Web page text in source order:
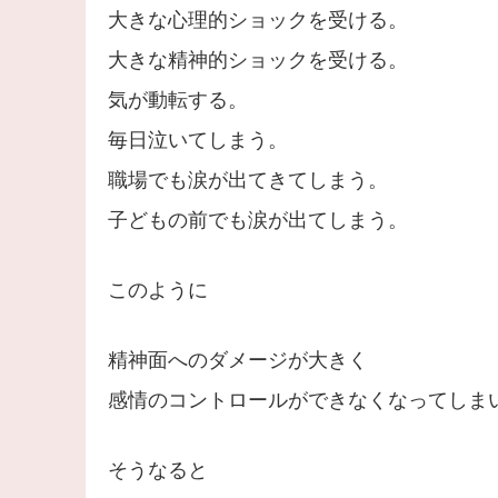
大きな心理的ショックを受ける。
大きな精神的ショックを受ける。
気が動転する。
毎日泣いてしまう。
職場でも涙が出てきてしまう。
子どもの前でも涙が出てしまう。
このように
精神面へのダメージが大きく
感情のコントロールができなくなってしま
そうなると